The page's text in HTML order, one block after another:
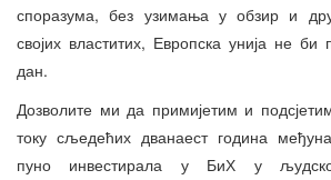
споразума, без узимања у обзир и
својих властитих, Европска унија не би
дан.
Дозволите ми да примијетим и
току сљедећих дванаест година
пуно инвестирала у БиХ у